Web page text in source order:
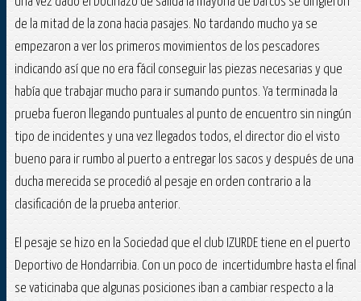
de la mitad de la zona hacia pasajes. No tardando mucho ya se
empezaron a ver los primeros movimientos de los pescadores
indicando así que no era fácil conseguir las piezas necesarias y que
había que trabajar mucho para ir sumando puntos. Ya terminada la
prueba fueron llegando puntuales al punto de encuentro sin ningún
tipo de incidentes y una vez llegados todos, el director dio el visto
bueno para ir rumbo al puerto a entregar los sacos y después de una
ducha merecida se procedió al pesaje en orden contrario a la
clasificación de la prueba anterior.
El pesaje se hizo en la Sociedad que el club IZURDE tiene en el puerto
Deportivo de Hondarribia. Con un poco de incertidumbre hasta el final
se vaticinaba que algunas posiciones iban a cambiar respecto a la